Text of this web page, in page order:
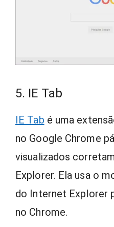
5. IE Tab
IE Tab é uma
no Google Chrome
visualizados
Explorer. Ela usa o
do Internet Explorer
no Chrome.